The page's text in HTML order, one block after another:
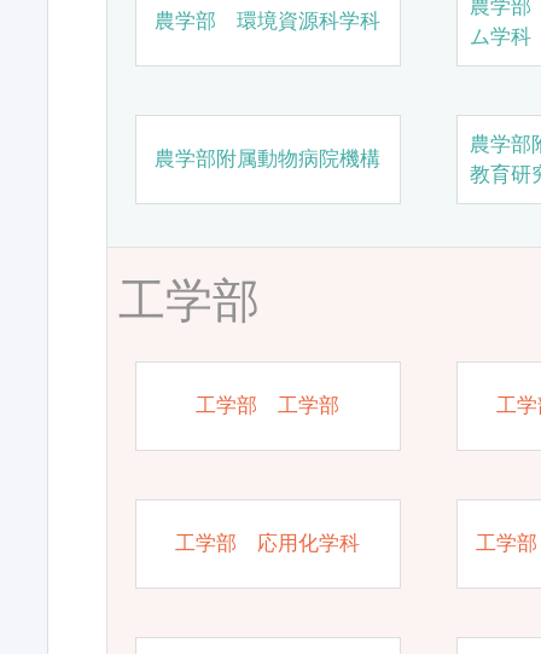
農学部 環境資源科学科
農学
ム学科
農学部附属動物病院機構
農学部
教育研
工学部
工学部 工学部 工
工学部 応用化学科 工学